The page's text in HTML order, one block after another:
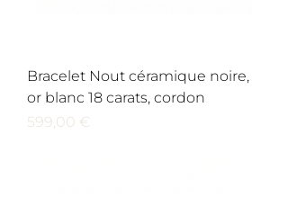
Bracelet Nout céramique noire,
or blanc 18 carats, cordon
Prix
599,00 €